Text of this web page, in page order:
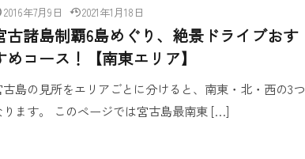
2016年7月9日 2021年1月18日
古諸島制覇6島めぐり、絶景ドライブおす
めコース！【南東エリア】
古島の見所をエリアごとに分けると、南東・北・西の3つ
ります。 このページでは宮古島最南東 […]